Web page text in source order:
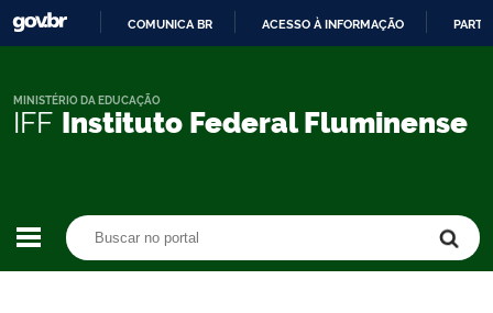
CONTEÚDO
COMUNICA BR ACESSO À INFORMAÇÃO
IFF Instituto Federal Fluminense
MINISTÉRIO DA EDUCAÇÃO